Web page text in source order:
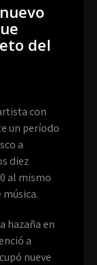
del
con
un período
a
diez
al mismo
hazaña en
a
nueve